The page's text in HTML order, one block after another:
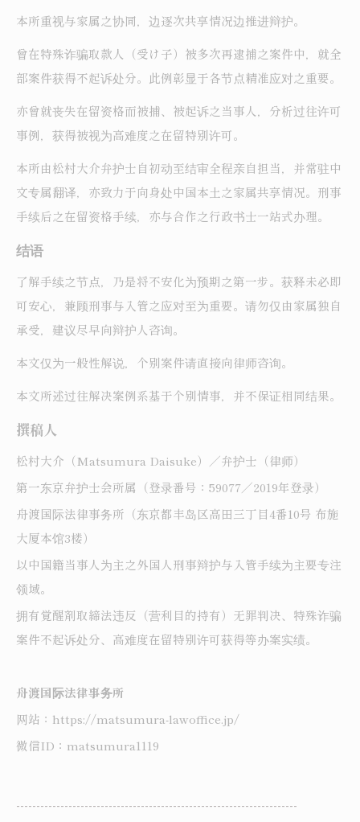
本所重视与家属之协同，边逐次共享情况边推进辩护。
曾在特殊诈骗取款人（受け子）被多次再逮捕之案件中，就全
部案件获得不起诉处分。此例彰显于各节点精准应对之重要。
亦曾就丧失在留资格而被捕、被起诉之当事人，分析过往许可
事例，获得被视为高难度之在留特别许可。
本所由松村大介弁护士自初动至结审全程亲自担当，并常驻中
文专属翻译，亦致力于向身处中国本土之家属共享情况。刑事
手续后之在留资格手续，亦与合作之行政书士一站式办理。
结语
了解手续之节点，乃是将不安化为预期之第一步。获释未必即
可安心，兼顾刑事与入管之应对至为重要。请勿仅由家属独自
承受，建议尽早向辩护人咨询。
本文仅为一般性解说，个别案件请直接向律师咨询。
本文所述过往解决案例系基于个别情事，并不保证相同结果。
撰稿人
松村大介（Matsumura Daisuke）／弁护士（律师）
第一东京弁护士会所属（登录番号：59077／2019年登录）
舟渡国际法律事务所（东京都丰岛区高田三丁目4番10号 布施
大厦本馆3楼）
以中国籍当事人为主之外国人刑事辩护与入管手续为主要专注
领域。
拥有覚醒剤取締法违反（营利目的持有）无罪判决、特殊诈骗
案件不起诉处分、高难度在留特别许可获得等办案实绩。
舟渡国际法律事务所
网站：https://matsumura-lawoffice.jp/
微信ID：matsumura1119
----------------------------------------------------------------------